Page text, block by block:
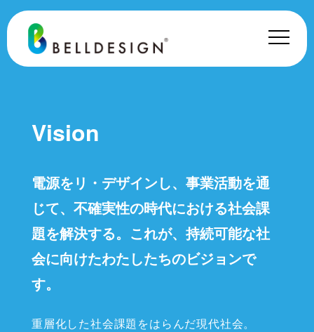
Vision
電源をリ・デザインし、事業活動を通
じて、 不確実性の時代における社会課
題を解決する。 これが、持続可能な社
会に向けたわたしたちのビジョンで
す。
重層化した社会課題をはらんだ現代社会。